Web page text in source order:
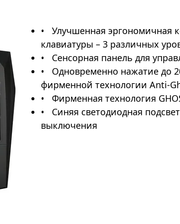
Улучшенная эргономичная
клавиатуры – 3 различных
Сенсорная панель для
Одновременно нажатие до
фирменной технологии Anti-
Фирменная технология
Синяя светодиодная
выключения